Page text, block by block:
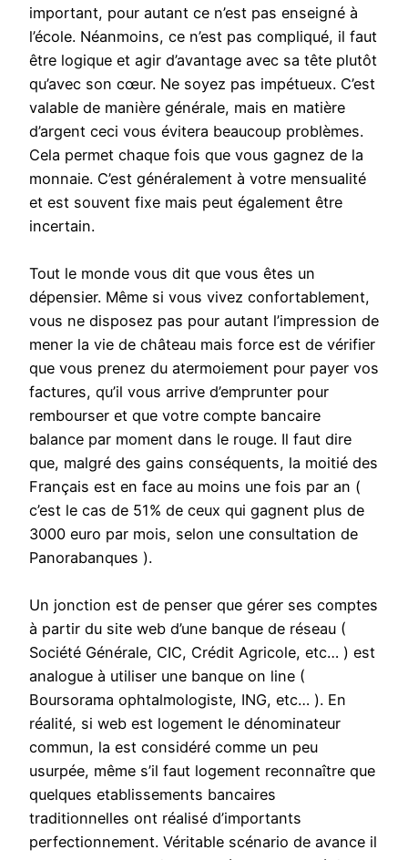
important, pour autant ce n’est pas enseigné à
l’école. Néanmoins, ce n’est pas compliqué, il faut
être logique et agir d’avantage avec sa tête plutôt
qu’avec son cœur. Ne soyez pas impétueux. C’est
valable de manière générale, mais en matière
d’argent ceci vous évitera beaucoup problèmes.
Cela permet chaque fois que vous gagnez de la
monnaie. C’est généralement à votre mensualité
et est souvent fixe mais peut également être
incertain.
Tout le monde vous dit que vous êtes un
dépensier. Même si vous vivez confortablement,
vous ne disposez pas pour autant l’impression de
mener la vie de château mais force est de vérifier
que vous prenez du atermoiement pour payer vos
factures, qu’il vous arrive d’emprunter pour
rembourser et que votre compte bancaire
balance par moment dans le rouge. Il faut dire
que, malgré des gains conséquents, la moitié des
Français est en face au moins une fois par an (
c’est le cas de 51% de ceux qui gagnent plus de
3000 euro par mois, selon une consultation de
Panorabanques ).
Un jonction est de penser que gérer ses comptes
à partir du site web d’une banque de réseau (
Société Générale, CIC, Crédit Agricole, etc… ) est
analogue à utiliser une banque on line (
Boursorama ophtalmologiste, ING, etc… ). En
réalité, si web est logement le dénominateur
commun, la est considéré comme un peu
usurpée, même s’il faut logement reconnaître que
quelques etablissements bancaires
traditionnelles ont réalisé d’importants
perfectionnement. Véritable scénario de avance il